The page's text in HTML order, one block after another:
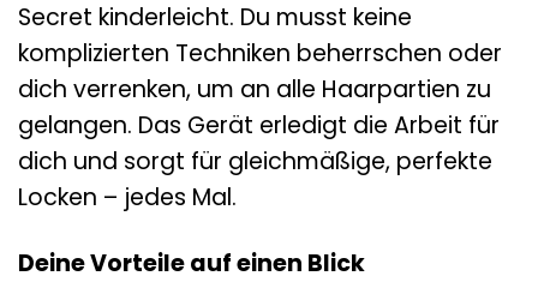
Secret kinderleicht. Du musst keine
komplizierten Techniken beherrschen oder
dich verrenken, um an alle Haarpartien zu
gelangen. Das Gerät erledigt die Arbeit für
dich und sorgt für gleichmäßige, perfekte
Locken – jedes Mal.
Deine Vorteile auf einen Blick